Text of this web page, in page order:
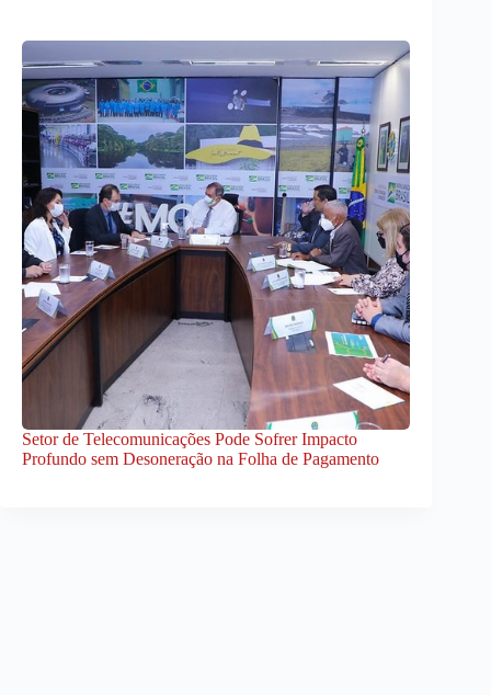
Setor de Telecomunicações Pode Sofrer Impacto
Profundo sem Desoneração na Folha de Pagamento